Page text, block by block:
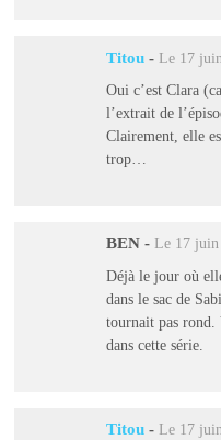
Titou - Le 17
Oui c’est Clara
l’extrait de
Clairement, elle
trop…
BEN - Le 17 juin
Déjà le jour où
dans le sac de
tournait pas rond.
dans cette série.
Titou - Le 17